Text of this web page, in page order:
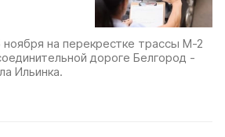
на перекрестке трассы М-2
дороге Белгород -
Ильинка.